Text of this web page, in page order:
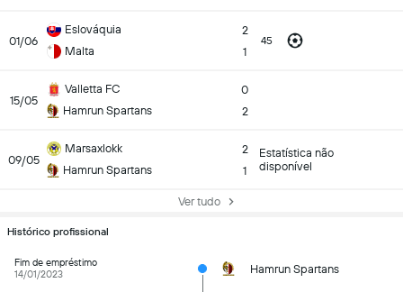
01/06
Eslováquia
Malta
2
1
45
15/05
Valletta FC
Hamrun Spartans
0
2
09/05
Marsaxlokk
Hamrun Spartans
2
1
Estatística não
disponível
Ver tudo
Histórico profissional
Fim de empréstimo
14/01/2023
Hamrun Spartans